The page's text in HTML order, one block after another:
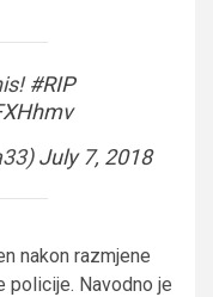
#RIP
July 7, 2018
nakon razmjene
policije. Navodno je